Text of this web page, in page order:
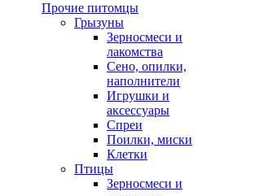
Прочие питомцы
Грызуны
Зерносмеси и
лакомства
Сено, опилки,
наполнители
Игрушки и
аксессуары
Спреи
Поилки, миски
Клетки
Птицы
Зерносмеси и